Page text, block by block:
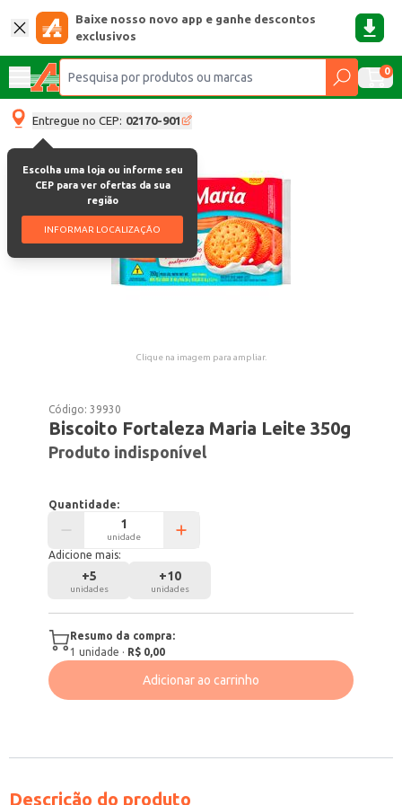
Baixe nosso novo app e ganhe descontos
exclusivos
0
Entregue no CEP: 02170-901
Escolha uma loja ou informe seu
CEP para ver ofertas da sua
região
INFORMAR LOCALIZAÇÃO
Clique na imagem para ampliar.
Código:39930
Biscoito Fortaleza Maria Leite 350g
Produto indisponível
Quantidade:
unidade
Adicione mais:
+5
unidades
+10
unidades
Resumo da compra:
1 unidade · R$ 0,00
Adicionar ao carrinho
Descrição do produto